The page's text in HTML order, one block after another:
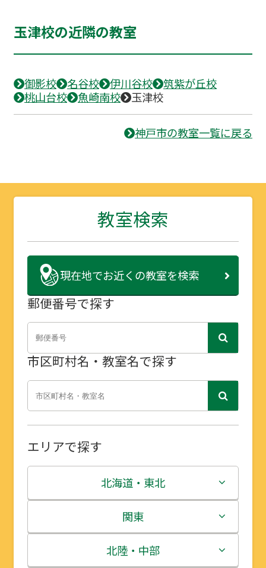
玉津校の近隣の教室
御影校 名谷校 伊川谷校
筑紫が丘校
桃山台校
魚崎南校 玉津校
神戸市の教室一覧に戻る
教室検索
現在地でお近くの教室を検索
郵便番号で探す
市区町村名・教室名で探す
エリアで探す
北海道・東北
北海道
青森県
関東
茨城県
北陸・中部